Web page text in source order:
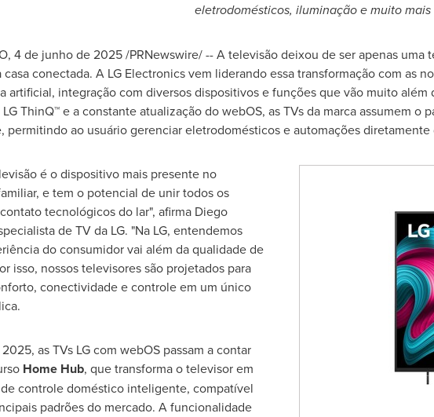
eletrodomésticos, iluminação e muito mais
, 4 de junho de 2025/PRNewswire/ -- A televisão deixou de ser apenas uma
casa conectada. A LG Electronics vem liderando essa transformação com as
artificial, integração com diversos dispositivos e funções que vão muito
ThinQ™ e a constante atualização do webOS, as TVs da marca assumem o
permitindo ao usuário gerenciar eletrodomésticos e automações diretamente
é o dispositivo mais presente no
e tem o potencial de unir todos os
tecnológicos do lar", afirma Diego
de TV da LG. "Na LG, entendemos
do consumidor vai além da qualidade de
isso, nossos televisores são projetados para
conectividade e controle em um único
as TVs LG com webOS passam a contar
Home Hub, que transforma o televisor em
controle doméstico inteligente, compatível
padrões do mercado. A funcionalidade